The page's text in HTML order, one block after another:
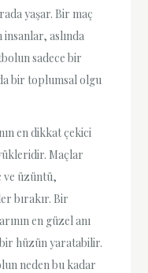
yaşar. Bir maç
aslında
sadece bir
bir toplumsal olgu
en dikkat çekici
Maçlar
ve üzüntü,
bırakır. Bir
en güzel anı
hüzün yaratabilir.
neden bu kadar